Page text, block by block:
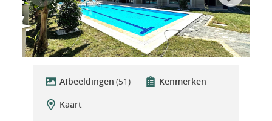
Afbeeldingen (51)
Kenmerken
Kaart